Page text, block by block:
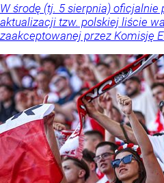
W środę (tj. 5 sierpnia)
aktualizacji tzw. polskiej liście
zaakceptowanej przez Komisję